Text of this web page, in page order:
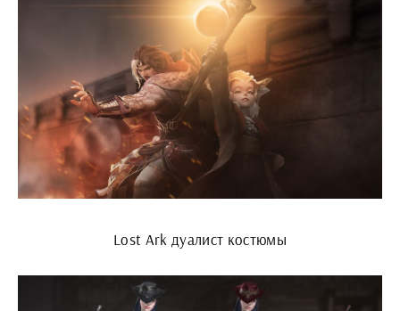
Lost Ark дуалист костюмы